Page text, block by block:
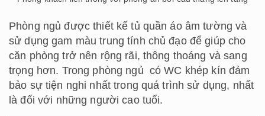
Phòng ngủ được thiết kế tủ quần áo âm tường và
sử dụng gam màu trung tính chủ đạo để giúp cho
căn phòng trở nên rộng rãi, thông thoáng và sang
trọng hơn. Trong phòng ngủ có WC khép kín đảm
bảo sự tiện nghi nhất trong quá trình sử dụng, nhất
là đối với những người cao tuổi.